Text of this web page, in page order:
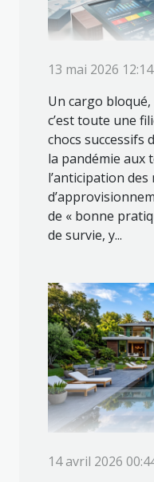
13 mai 2026 12:14
Un cargo
c’est toute une
chocs successifs
la pandémie aux
l’anticipation
de « bonne
de survie, y...
14 avril 2026